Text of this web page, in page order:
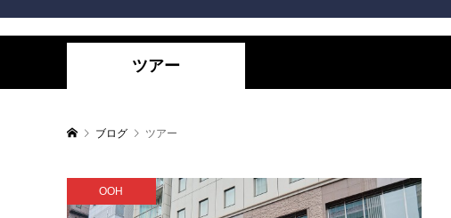
ツアー
ブログ ツアー
OOH